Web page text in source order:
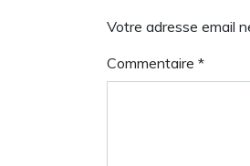
Votre adresse email
Commentaire *